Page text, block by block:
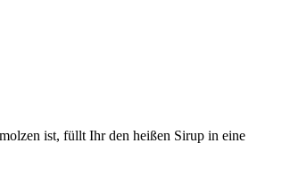
ist, füllt Ihr den heißen Sirup in eine